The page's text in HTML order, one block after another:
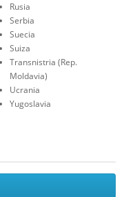
Rusia
Serbia
Suecia
Suiza
Transnistria (Rep.
Moldavia)
Ucrania
Yugoslavia